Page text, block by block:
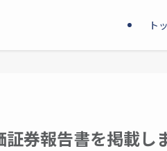
ト
券報告書を掲載し